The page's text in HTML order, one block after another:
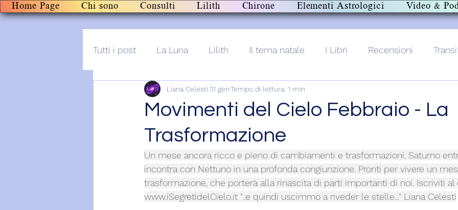
Home Page Chi sono Consulti Lilith Chirone Elementi Astrologici Video &
Tutti i post La Luna Lilith Il tema natale I Libri Recensioni
Post+audio Lilith+
Movimenti del Cielo Febbraio - La
Trasformazione
Liana Celesti 31 genTempo di lettura: 1 min
Un mese ancora ricco e pieno di cambiamenti e trasformazioni. Saturno
incontra con Nettuno in una profonda congiunzione. Pronti per vivere un
trasformazione, che porterà alla rinascita di parti importanti di noi. Iscriviti al
www.iSegretidelCielo.it "..e quindi uscimmo a riveder le stelle..." Liana Celesti